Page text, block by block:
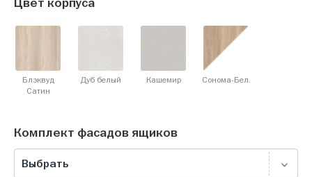
Блэквуд
Cатин
Дуб белый Кашемир Сонома-Бел.
Комплект фасадов ящиков
Выбрать